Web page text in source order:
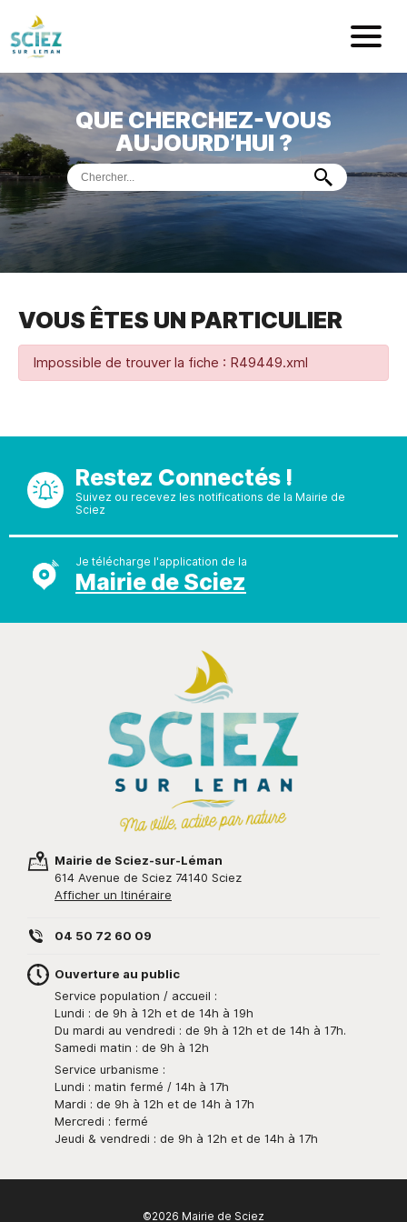
Mairie de
ACCUEIL
VOTREMAIRIE
VIEPRATIQUE
PORTDE PLAISANCE
MUSÉEDE PRÉHISTOIRE ET GÉOLOGIE
QUE CHERCHEZ-VOUS
AUJOURD’HUI ?
VOUS ÊTES UN PARTICULIER
Impossible de trouver la fiche : R49449.xml
Restez Connectés !
Suivez ou recevez les notifications de la Mairie de
Sciez
Je télécharge l'application de la
Mairie de Sciez
Mairie de Sciez-sur-Léman
614 Avenue de Sciez 74140 Sciez
Afficher un Itinéraire
04 50 72 60 09
Ouverture au public
Service population / accueil :
Lundi : de 9h à 12h et de 14h à 19h
Du mardi au vendredi : de 9h à 12h et de 14h à 17h.
Samedi matin : de 9h à 12h
Service urbanisme :
Lundi : matin fermé / 14h à 17h
Mardi : de 9h à 12h et de 14h à 17h
Mercredi : fermé
Jeudi & vendredi : de 9h à 12h et de 14h à 17h
©2026 Mairie de Sciez